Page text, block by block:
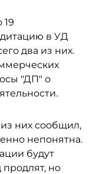
19
в УД
два из них.
"ДП" о
них сообщил,
непонятна.
будут
но